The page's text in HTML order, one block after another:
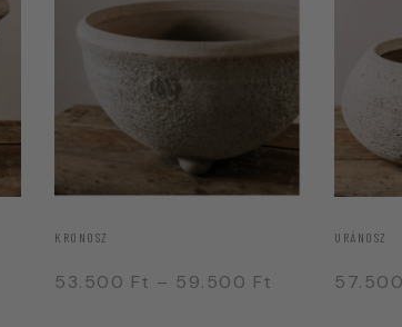
KRONOSZ
53.500 Ft – 59.500 Ft
URÁNOSZ
57.500